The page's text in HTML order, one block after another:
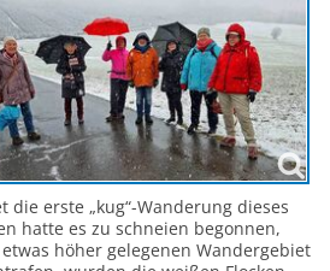
erste „kug“-Wanderung dieses
hatte es zu schneien begonnen,
höher gelegenen Wandergebiet